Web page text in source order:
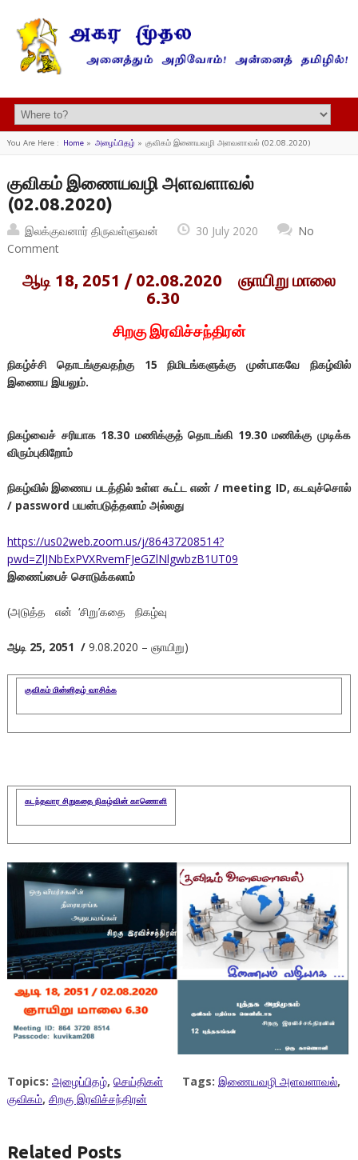
You Are Here : Home» அழைப்பிதழ் » குவிகம் இணையவழி அளவளாவல் (02.08.2020)
குவிகம் இணையவழி அளவளாவல்
(02.08.2020)
இலக்குவனார் திருவள்ளுவன் 30 July 2020
No
Comment
ஆடி 18, 2051 / 02.08.2020
ஞாயிறு மாலை
6.30
சிறகு இரவிச்சந்திரன்
நிகழ்ச்சி தொடங்குவதற்கு15நிமிடங்களுக்கு முன்பாகவே
நிகழ்வில்
இணைய இயலும்.
நிகழ்வைச் சரியாக18.30 மணிக்குத் தொடங்கி19.30மணிக்கு முடிக்க
விரும்புகிறோம்
நிகழ்வில் இணைய படத்தில் உள்ள கூட்ட எண்/ meeting ID,கடவுச்சொல்
/ password பயன்படுத்தலாம் அல்லது
https://us02web.zoom.us/j/86437208514?
pwd=ZlJNbExPVXRvemFJeGZlNlgwbzB1UT09
இணைப்பைச் சொடுக்கலாம்
(அடுத்த என் ‘சிறு’கதை நிகழ்வு
ஆடி 25, 2051 / 9.08.2020 – ஞாயிறு)
குவிகம் மின்னிதழ் வாசிக்க
கடந்தவார சிறுகதை நிகழ்வின் காணொளி
Topics: அழைப்பிதழ், செய்திகள் Tags: இணையவழி அளவளாவல்,
குவிகம், சிறகு இரவிச்சந்திரன்
Related Posts